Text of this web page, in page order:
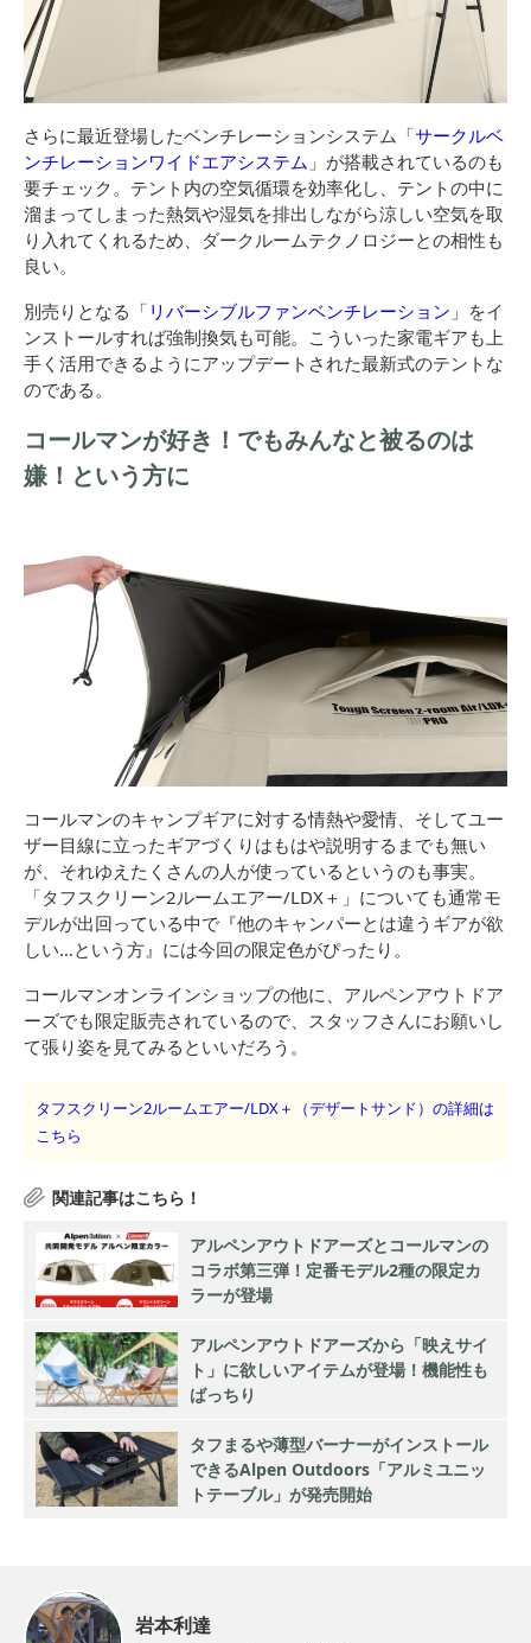
さらに最近登場したベンチレーションシステム「サークルベ
ンチレーションワイドエアシステム 」が搭載されているのも
要チェック。テント内の空気循環を効率化し、テントの中に
溜まってしまった熱気や湿気を排出しながら涼しい空気を取
り入れてくれるため、ダークルームテクノロジーとの相性も
良い。
別売りとなる「 リバーシブルファンベンチレーション 」をイ
ンストールすれば強制換気も可能。こういった家電ギアも上
手く活用できるようにアップデートされた最新式のテントな
のである。
コールマンが好き！でもみんなと被るのは
嫌！という方に
コールマンのキャンプギアに対する情熱や愛情、そしてユー
ザー目線に立ったギアづくりはもはや説明するまでも無い
が、それゆえたくさんの人が使っているというのも事実。
「タフスクリーン2ルームエアー/LDX＋」についても通常モ
デルが出回っている中で『他のキャンパーとは違うギアが欲
しい…という方』には今回の限定色がぴったり。
コールマンオンラインショップの他に、アルペンアウトドア
ーズでも限定販売されているので、スタッフさんにお願いし
て張り姿を見てみるといいだろう。
タフスクリーン2ルームエアー/LDX＋（デザートサンド）の詳細は
こちら
アルペンアウトドアーズとコールマンの
コラボ第三弾！定番モデル2種の限定カ
ラーが登場
アルペンアウトドアーズから「映えサイ
ト」に欲しいアイテムが登場！機能性も
ばっちり
タフまるや薄型バーナーがインストール
できるAlpen Outdoors「アルミユニッ
トテーブル」が発売開始
岩本利達